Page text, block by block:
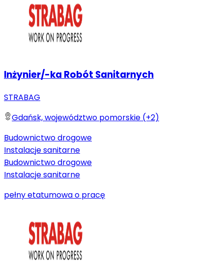
Inżynier/-ka Robót Sanitarnych
STRABAG
Gdańsk, województwo pomorskie (+2)
Budownictwo drogowe
Instalacje sanitarne
Budownictwo drogowe
Instalacje sanitarne
pełny etatumowa o pracę